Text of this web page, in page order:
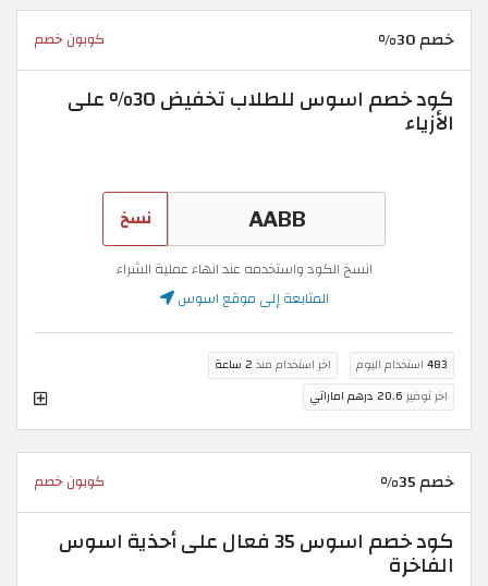
خصم 30% كوبون خصم
كود خصم اسوس للطلاب تخفيض 30% على
الأزياء
نسخ
انسخ الكود واستخدمه عند انهاء عملية الشراء
المتابعة إلى موقع اسوس
483 استخدام اليوم اخر استخدام منذ 2 ساعة
اخر توفير 20.6 درهم اماراتي
خصم 35% كوبون خصم
كود خصم اسوس 35 فعال على أحذية اسوس
الفاخرة